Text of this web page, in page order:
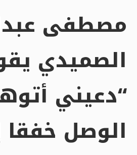
مصطفى
الصميدي
“دعيني
الوصل خفقا